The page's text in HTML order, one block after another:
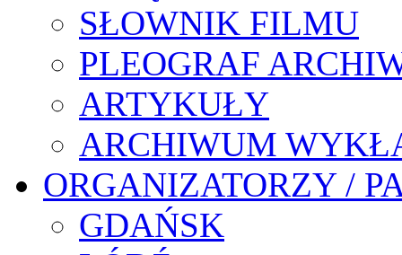
SŁOWNIK FILMU
PLEOGRAF
ARTYKUŁY
ARCHIWUM
ORGANIZATORZY /
GDAŃSK